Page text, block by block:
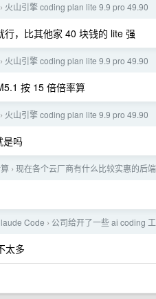
› 火山引擎 coding plan lite 9.9 pro 49.90
行，比其他家 40 块钱的 lite 强
› 火山引擎 coding plan lite 9.9 pro 49.90
按 15 倍倍率算
› 火山引擎 coding plan lite 9.9 pro 49.90
是吗
› 现在各个云厂商有什么比较实惠的后
Code › 公司给开了一些 ai coding
太多